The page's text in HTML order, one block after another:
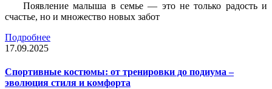
Появление малыша в семье — это не только радость и
счастье, но и множество новых забот
Подробнее
17.09.2025
Спортивные костюмы: от тренировки до подиума –
эволюция стиля и комфорта